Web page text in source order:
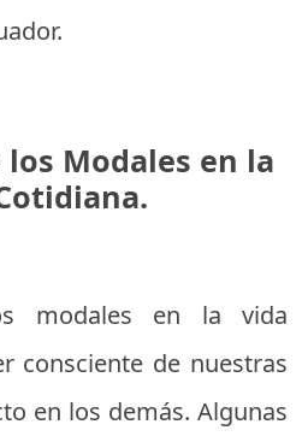
los Modales en la
modales en la vida
consciente de nuestras
en los demás. Algunas